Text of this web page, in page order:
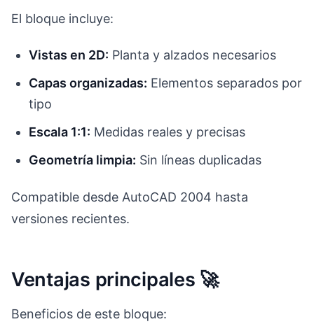
El bloque incluye:
Vistas en 2D: Planta y alzados necesarios
Capas organizadas: Elementos separados por
tipo
Escala 1:1: Medidas reales y precisas
Geometría limpia: Sin líneas duplicadas
Compatible desde AutoCAD 2004 hasta
versiones recientes.
Ventajas principales 🚀
Beneficios de este bloque: